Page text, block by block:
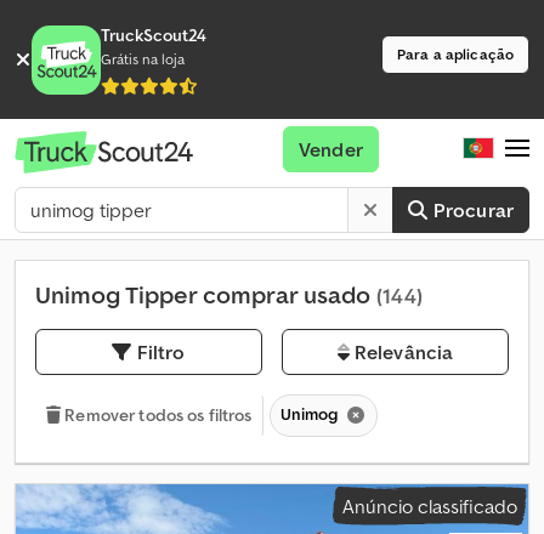
TruckScout24
Grátis na loja Para a aplicação
Procurar
Vender
Unimog Tipper comprar usado (144)
Filtro Relevância
Remover todos os filtros Unimog
Anúncio classificado